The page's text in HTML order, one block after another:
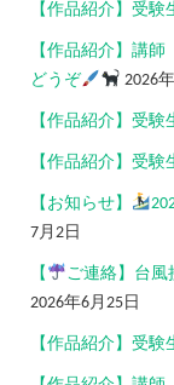
【作品紹介】受
【作品紹介】講
どうぞ
2026
【作品紹介】受
【作品紹介】受
【お知らせ】
7月2日
【
ご連絡】台風
2026年6月25日
【作品紹介】受